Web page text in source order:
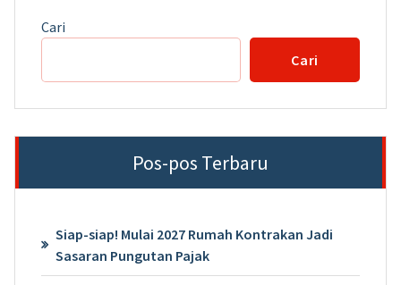
Cari
Cari
Pos-pos Terbaru
Siap-siap! Mulai 2027 Rumah Kontrakan Jadi
Sasaran Pungutan Pajak